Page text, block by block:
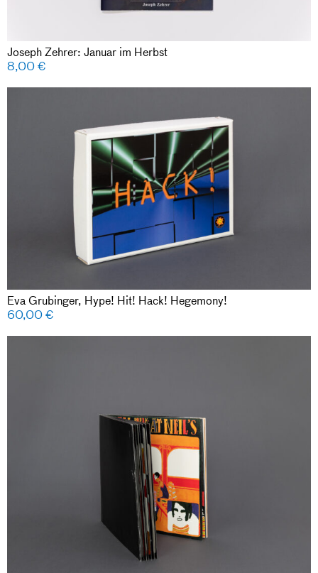
Joseph Zehrer: Januar im Herbst
8,00€
Eva Grubinger, Hype! Hit! Hack! Hegemony!
60,00€